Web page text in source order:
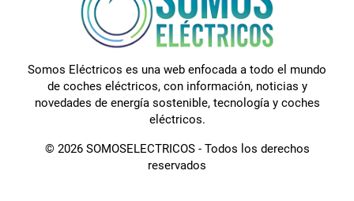
Somos Eléctricos es una web enfocada a todo el mundo
de coches eléctricos, con información, noticias y
novedades de energía sostenible, tecnología y coches
eléctricos.
© 2026 SOMOSELECTRICOS - Todos los derechos
reservados